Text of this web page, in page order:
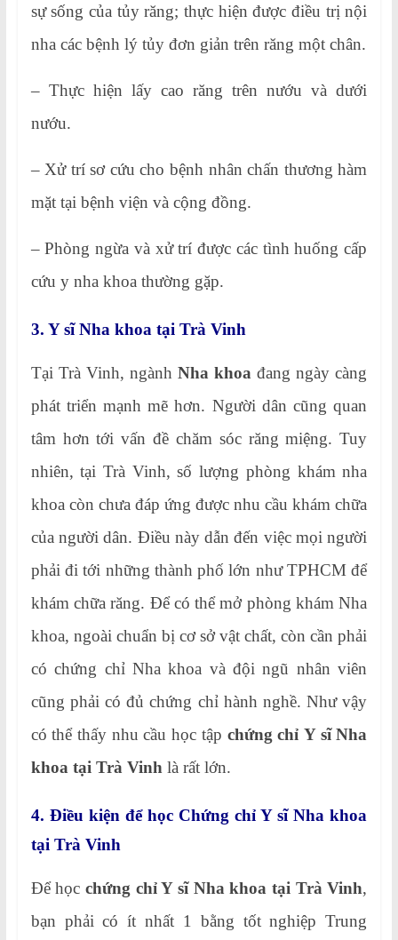
sự sống của tủy răng; thực hiện được điều trị nội
nha các bệnh lý tủy đơn giản trên răng một chân.
– Thực hiện lấy cao răng trên nướu và dưới
nướu.
– Xử trí sơ cứu cho bệnh nhân chấn thương hàm
mặt tại bệnh viện và cộng đồng.
– Phòng ngừa và xử trí được các tình huống cấp
cứu y nha khoa thường gặp.
3. Y sĩ Nha khoa tại Trà Vinh
Tại Trà Vinh, ngành Nha khoa đang ngày càng
phát triển mạnh mẽ hơn. Người dân cũng quan
tâm hơn tới vấn đề chăm sóc răng miệng. Tuy
nhiên, tại Trà Vinh, số lượng phòng khám nha
khoa còn chưa đáp ứng được nhu cầu khám chữa
của người dân. Điều này dẫn đến việc mọi người
phải đi tới những thành phố lớn như TPHCM để
khám chữa răng. Để có thể mở phòng khám Nha
khoa, ngoài chuẩn bị cơ sở vật chất, còn cần phải
có chứng chỉ Nha khoa và đội ngũ nhân viên
cũng phải có đủ chứng chỉ hành nghề. Như vậy
có thể thấy nhu cầu học tập chứng chỉ Y sĩ Nha
khoa tại Trà Vinh là rất lớn.
4. Điều kiện để học Chứng chỉ Y sĩ Nha khoa
tại Trà Vinh
Để họcchứng chỉ Y sĩ Nha khoa tại Trà Vinh,
bạn phải có ít nhất 1 bằng tốt nghiệp Trung